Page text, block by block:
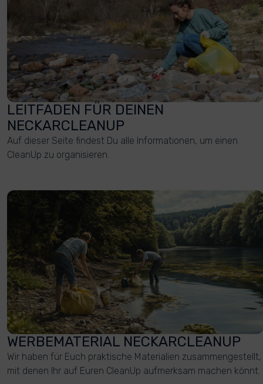
LEITFADEN FÜR DEINEN
NECKARCLEANUP
Auf dieser Seite findest Du alle Informationen, um einen
CleanUp zu organisieren.
WERBEMATERIAL NECKARCLEANUP
Wir haben für Euch praktische Materialien zusammengestellt,
mit denen Ihr auf Euren CleanUp aufmerksam machen könnt.